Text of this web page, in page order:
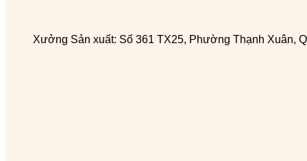
Xưởng Sản xuất: Số 361 TX25, Phường Thạnh Xuân,